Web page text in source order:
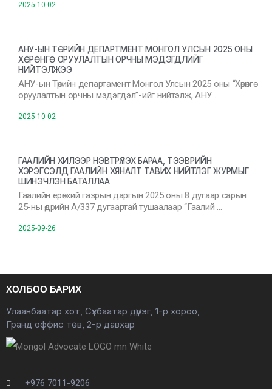
2025-10-02
АНУ-ЫН ТӨРИЙН ДЕПАРТМЕНТ МОНГОЛ УЛСЫН 2025 ОНЫ
ХӨРӨНГӨ ОРУУЛАЛТЫН ОРЧНЫ МЭДЭГДЛИЙГ
НИЙТЭЛЖЭЭ
АНУ-ын Төрийн департамент Монгол Улсын 2025 оны “Хөрөнгө
оруулалтын орчны мэдэгдэл”-ийг нийтэлж, АНУ …
2025-10-02
ГААЛИЙН ХИЛЭЭР НЭВТРҮҮЛЭХ БАРАА, ТЭЭВРИЙН
ХЭРЭГСЭЛД ГААЛИЙН ХЯНАЛТ ТАВИХ НИЙТЛЭГ ЖУРМЫГ
ШИНЭЧЛЭН БАТАЛЛАА
Гаалийн ерөнхий газрын даргын 2025 оны 8 дугаар сарын
25-ны өдрийн А/337 дугаартай тушаалаар “Гаалий …
2025-09-26
ХОЛБОО БАРИХ
Улаанбаатар хот, Сүхбаатар дүүрэг, 1-р хороо,
Гранд оффис төв, 2-р давхар
+976 7011-9206